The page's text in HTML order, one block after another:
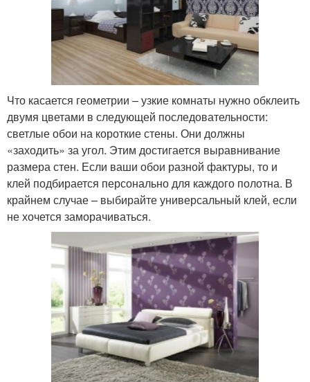
Что касается геометрии – узкие комнаты нужно обклеить
двумя цветами в следующей последовательности:
светлые обои на короткие стены. Они должны
«заходить» за угол. Этим достигается выравнивание
размера стен. Если ваши обои разной фактуры, то и
клей подбирается персонально для каждого полотна. В
крайнем случае – выбирайте универсальный клей, если
не хочется заморачиваться.